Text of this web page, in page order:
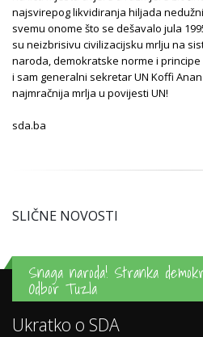
najsvirepog likvidiranja hiljada
svemu onome što se dešavalo jula
su neizbrisivu civilizacijsku mrlju na
naroda, demokratske norme i principe
i sam generalni sekretar UN Koffi
najmračnija mrlja u povijesti UN!
sda.ba
SLIČNE NOVOSTI
Snaga naroda! Stranka
Odbor Tuzla
Ukratko o SDA